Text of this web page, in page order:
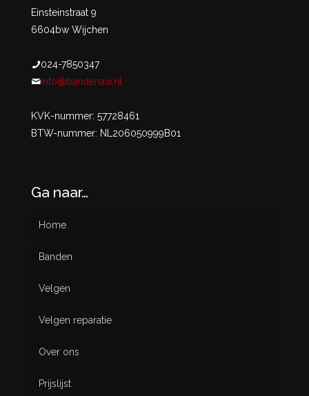
Einsteinstraat 9
6604bw Wijchen
024-7850347
info@bandenaxi.nl
KVK-nummer: 57728461
BTW-nummer: NL206050999B01
Ga naar…
Home
Banden
Nieuw
Gebruikt
Velgen
Velgen reparatie
Over ons
Prijslijst